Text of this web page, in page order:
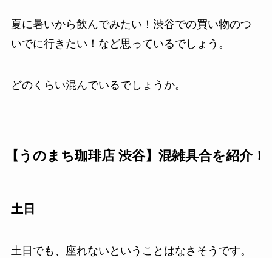
夏に暑いから飲んでみたい！渋谷での買い物のつ
いでに行きたい！など思っているでしょう。
どのくらい混んでいるでしょうか。
【うのまち珈琲店 渋谷】混雑具合を紹介！
土日
土日でも、座れないということはなさそうです。